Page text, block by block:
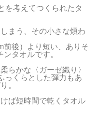
を考えてつくられたタ
まう、その小さな煩わ
前後）より短い、ありそ
タオルです。
らかな〈ガーゼ織り〉
っくらとした弾力もあ
。
ば短時間で乾くタオル